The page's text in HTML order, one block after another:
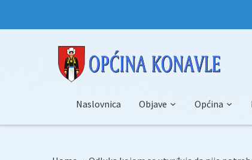
Naslovnica Objave Općina